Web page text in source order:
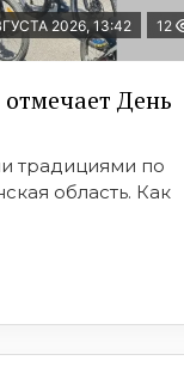
2026, 13:42 12
День
традициями по
область. Как